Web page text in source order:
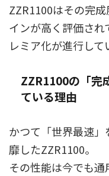
ZZR1100はその完
インが高く評価さ
レミア化が進行して
ZZR1100の「完
ている理由
かつて「世界最速
靡したZZR1100。
その性能は今でも通